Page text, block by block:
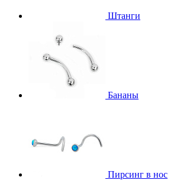
Штанги
Бананы
Пирсинг в нос